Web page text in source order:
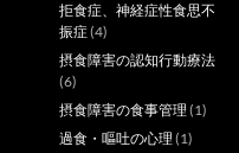
拒食症、神経症性食思不
振症(4)
摂食障害の認知行動療法
(6)
摂食障害の食事管理 (1)
過食・嘔吐の心理 (1)